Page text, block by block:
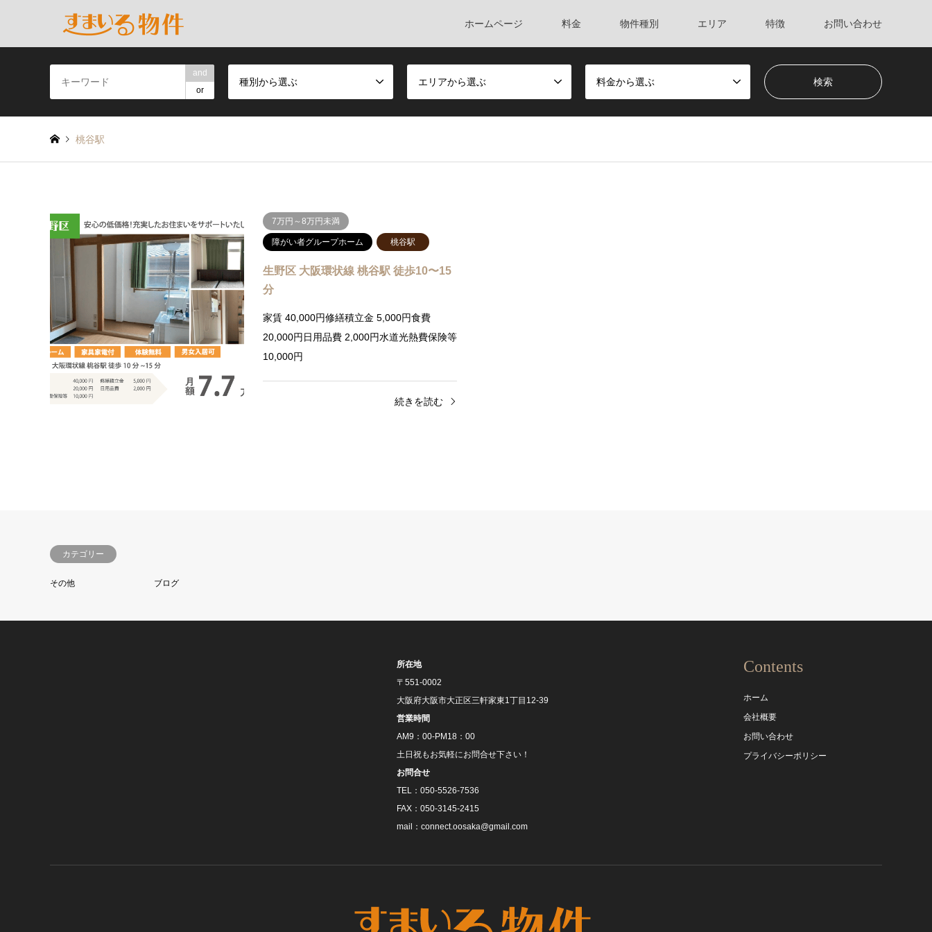
ホームページ 料金 物件種別 エリア 特徴 お問い合わせ
and
or
種別から選ぶ エリアから選ぶ 料金から選ぶ
桃谷駅
7万円～8万円未満
障がい者グループホーム 桃谷駅
生野区 大阪環状線 桃谷駅 徒歩10〜15
分
家賃 40,000円修繕積立金 5,000円食費
20,000円日用品費 2,000円水道光熱費保険等
10,000円
続きを読む
カテゴリー
その他 ブログ
所在地
〒551-0002
大阪府大阪市大正区三軒家東1丁目12-39
営業時間
AM9：00‐PM18：00
土日祝もお気軽にお問合せ下さい！
お問合せ
TEL：050‐5526‐7536
FAX：050‐3145‐2415
mail：connect.oosaka@gmail.com
Contents
ホーム
会社概要
お問い合わせ
プライバシーポリシー